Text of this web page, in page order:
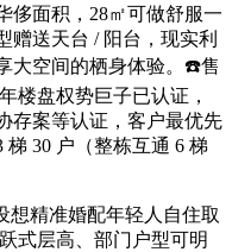
侈面积，28㎡可做舒服一
赠送天台 / 阳台，现实利
大空间的栖身体验。☎️售
楼盘权势巨子已认证，
存案等认证，客户最优先
30 户（整栋互通 6 梯
精准婚配年轻人自住取
式层高、部门户型可明